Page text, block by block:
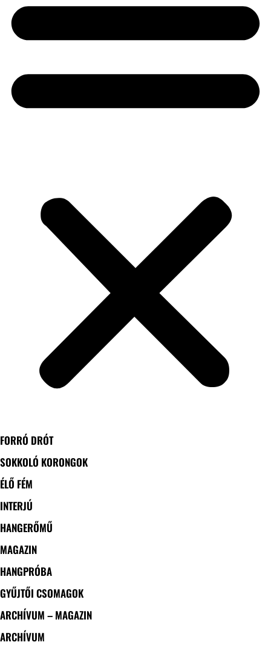
FORRÓ DRÓT
SOKKOLÓ KORONGOK
ÉLŐ FÉM
INTERJÚ
HANGERŐMŰ
MAGAZIN
HANGPRÓBA
GYŰJTŐI CSOMAGOK
ARCHÍVUM – MAGAZIN
ARCHÍVUM